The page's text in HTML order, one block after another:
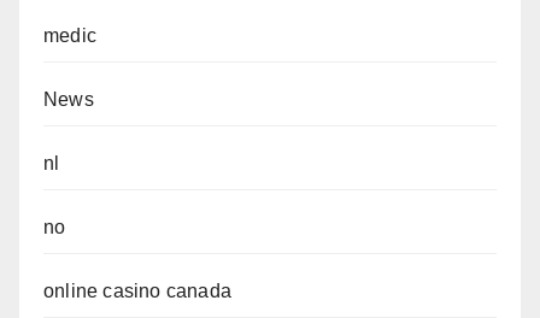
medic
News
nl
no
online casino canada